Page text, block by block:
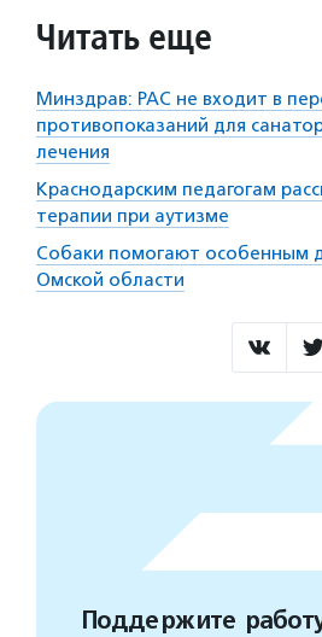
Читать еще
Минздрав: РАС не входит в
противопоказаний для
лечения
Краснодарским педагогам
терапии при аутизме
Собаки помогают особенным
Омской области
Поддержите